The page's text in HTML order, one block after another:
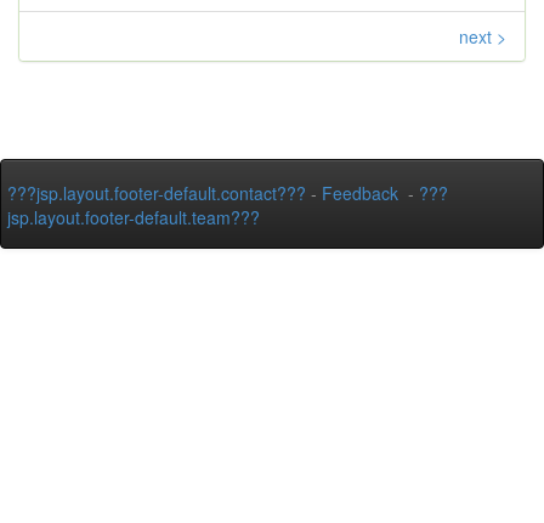
next >
???jsp.layout.footer-default.contact??? - Feedback - ???
jsp.layout.footer-default.team???